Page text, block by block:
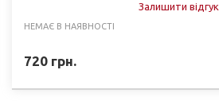
Залишити відгук
НЕМАЄ В НАЯВНОСТІ
720 грн.